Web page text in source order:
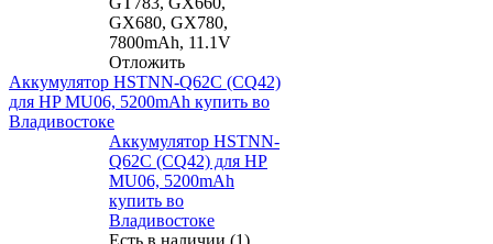
GX680, GX780,
7800mAh, 11.1V
Отложить
Аккумулятор HSTNN-Q62C (CQ42)
для HP MU06, 5200mAh купить во
Владивостоке
Аккумулятор HSTNN-
Q62C (CQ42) для HP
MU06, 5200mAh
купить во
Владивостоке
Есть в наличии (1)